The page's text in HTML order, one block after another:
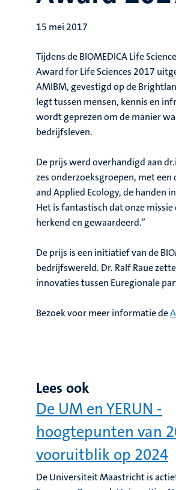
15 mei 2017
Tijdens de BIOMEDICA Life
Award for Life Sciences 2017
AMIBM, gevestigd op de
legt tussen mensen, kennis en
wordt geprezen om de manier
bedrijfsleven.
De prijs werd overhandigd aan
zes onderzoeksgroepen, met
and Applied Ecology, de handen
Het is fantastisch dat onze
herkend en gewaardeerd.”
De prijs is een initiatief van de
bedrijfswereld. Dr. Ralf Raue
innovaties tussen Euregionale
Bezoek voor meer informatie de
Lees ook
De UM en YERUN -
hoogtepunten van
vooruitblik op 2024
De Universiteit Maastricht is